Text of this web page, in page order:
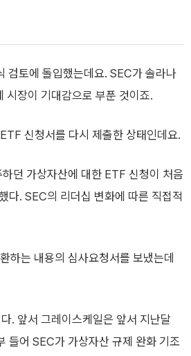
검토에 돌입했는데요. SEC가 솔라나
시장이 기대감으로 부푼 것이죠.
신청서를 다시 제출한 상태인데요.
던 가상자산에 대한 ETF 신청이 처음
다. SEC의 리더십 변화에 따른 직접적
하는 내용의 심사요청서를 보냈는데
. 앞서 그레이스케일은 앞서 지난달
들어 SEC가 가상자산 규제 완화 기조